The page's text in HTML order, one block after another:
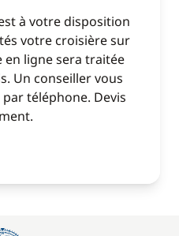
à votre disposition
votre croisière sur
en ligne sera traitée
Un conseiller vous
téléphone. Devis